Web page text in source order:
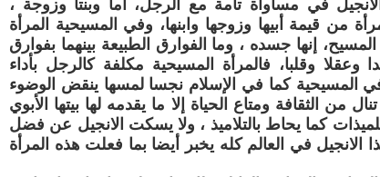
في مساواة تامة مع الرجل، أما وبنتا وزوجة ،
من قيمة أبيها وزوجها وابنها، وفي المسيحية المرأة
إنها جسده ، وما الفوارق الطبيعة بينهما بفوارق
وعقلا وقلبا، فالمرأة المسيحية مكلفة كالرجل بأداء
في المسيحية كما في الإسلام نجسا لمسها ينقض الوضوء
الثقافة ومتاع الحياة إلا ما يقدمه لها بيتها الأبوي
كما يحاط بالتلاميذ ، ولا يسكت الانجيل عن فضل
الانجيل في العالم كله يخبر أيضا بما فعلت هذه المرأة